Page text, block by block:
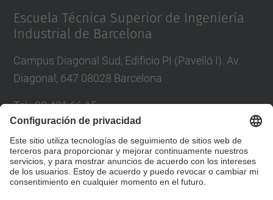
Escuela Técnica Superior de Ingeniería
Industrial de Barcelona
Campus Diagonal Sud, Edificio PI (Pavelló I). Av.
Diagonal, 647 08028 Barcelona
Tel.:93 401 66 15
Directorio UPC
Formulario de contacto